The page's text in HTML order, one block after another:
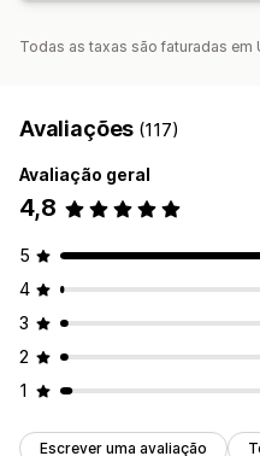
Todas as taxas são faturadas em
Avaliações (117)
Avaliação geral
4,8
5
4
3
2
1
Escrever uma avaliação